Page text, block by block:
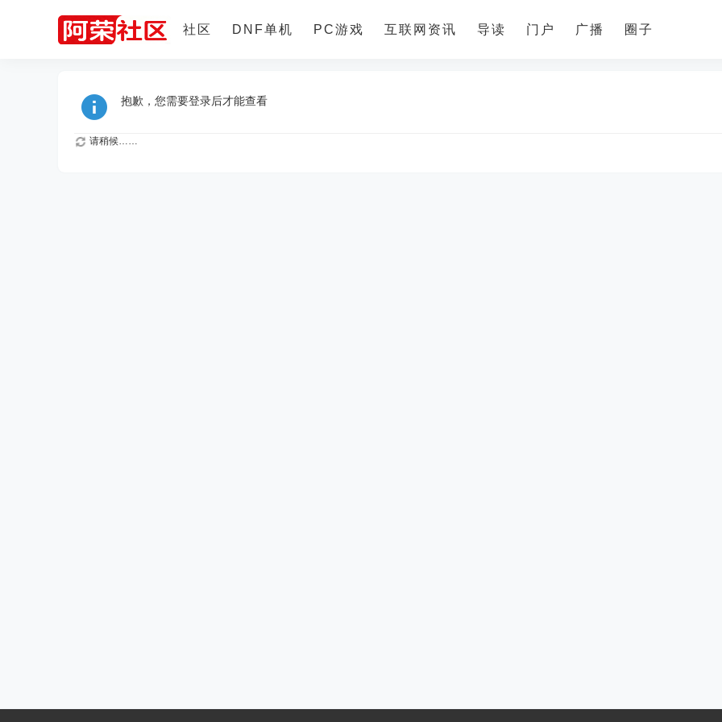
社区 DNF单机 PC游戏 互联网资讯 导读 门户 广播 圈子
抱歉，您需要登录后才能查看
请稍候……